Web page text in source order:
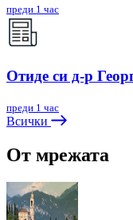
преди 1 час
Отиде си д-р
преди 1 час
Всички
От мрежата